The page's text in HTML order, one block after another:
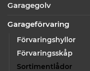
Garagegolv
Garageförvaring
Förvaringshyllor
Förvaringsskåp
Sortimentlådor